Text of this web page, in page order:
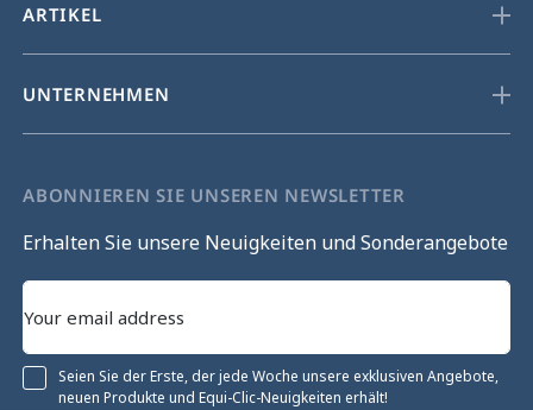
ARTIKEL
UNTERNEHMEN
ABONNIEREN SIE UNSEREN NEWSLETTER
Erhalten Sie unsere Neuigkeiten und Sonderangebote
Seien Sie der Erste, der jede Woche unsere exklusiven Angebote,
neuen Produkte und Equi-Clic-Neuigkeiten erhält!